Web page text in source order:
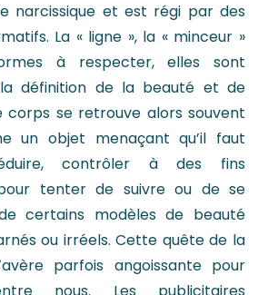
narcissique et est régi par des
La « ligne », la « minceur »
à respecter, elles sont
définition de la beauté et de
corps se retrouve alors souvent
un objet menaçant qu’il faut
contrôler à des fins
tenter de suivre ou de se
certains modèles de beauté
ou irréels. Cette quête de la
parfois angoissante pour